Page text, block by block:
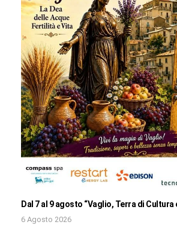
Dal 7 al 9 agosto “Vaglio, Terra di Cultura
6 Agosto 2026